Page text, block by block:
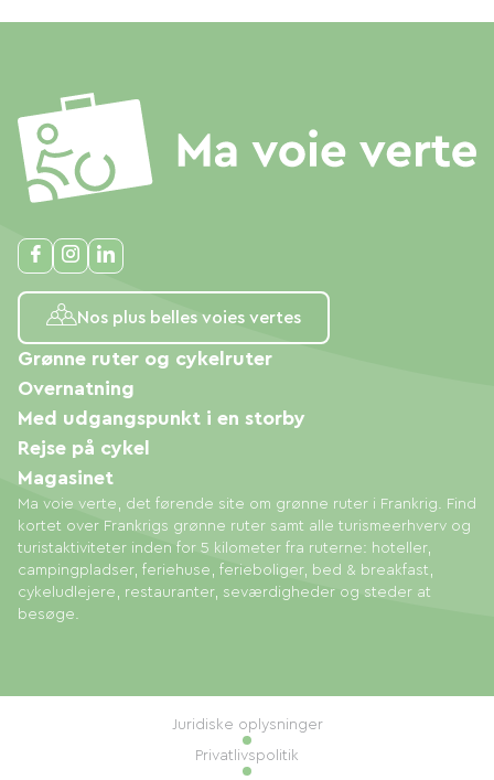
Nos plus belles voies vertes
Ma voie verte, det førende site om grønne ruter i Frankrig. Find
kortet over Frankrigs grønne ruter samt alle turismeerhverv og
turistaktiviteter inden for 5 kilometer fra ruterne: hoteller,
campingpladser, feriehuse, ferieboliger, bed & breakfast,
cykeludlejere, restauranter, seværdigheder og steder at
besøge.
Grønne ruter og cykelruter
Overnatning
Med udgangspunkt i en storby
Rejse på cykel
Magasinet
Juridiske oplysninger
Privatlivspolitik